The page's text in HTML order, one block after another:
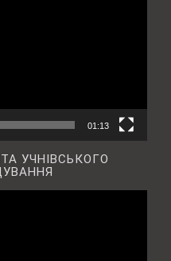
01:13
УЧНІВСЬКОГО